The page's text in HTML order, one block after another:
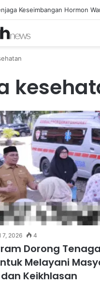
7, 2026 4
Dorong Tenaga
Melayani
Keikhlasan